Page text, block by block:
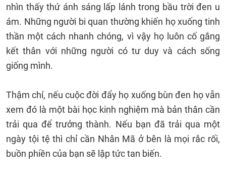
nhìn thấy thứ ánh sáng lấp lánh trong bầu trời đen u
ám. Những người bi quan thường khiến họ xuống tinh
thần một cách nhanh chóng, vì vậy họ luôn cố gắng
kết thân với những người có tư duy và cách sống
giống mình.
Thậm chí, nếu cuộc đời đẩy họ xuống bùn đen họ vẫn
xem đó là một bài học kinh nghiệm mà bản thân cần
trải qua để trưởng thành. Nếu bạn đã trải qua một
ngày tội tệ thì chỉ cần Nhân Mã ở bên là mọi rắc rối,
buồn phiền của bạn sẽ lập tức tan biến.